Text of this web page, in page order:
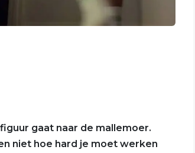
gaat naar de mallemoer.
niet hoe hard je moet werken